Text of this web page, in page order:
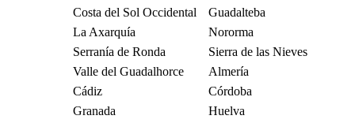
Costa del Sol Occidental
Guadalteba
La Axarquía
Nororma
Serranía de Ronda
Sierra de las Nieves
Valle del Guadalhorce
Almería
Cádiz
Córdoba
Granada
Huelva